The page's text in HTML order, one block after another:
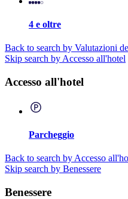
4 e oltre
Back to search by Valutazioni
Skip search by Accesso all'hotel
Accesso all'hotel
Parcheggio
Back to search by Accesso
Skip search by Benessere
Benessere